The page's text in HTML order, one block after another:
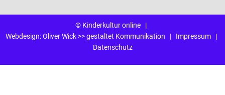
© Kinderkultur online |
Webdesign:Oliver Wick >> gestaltet Kommunikation | Impressum|
Datenschutz